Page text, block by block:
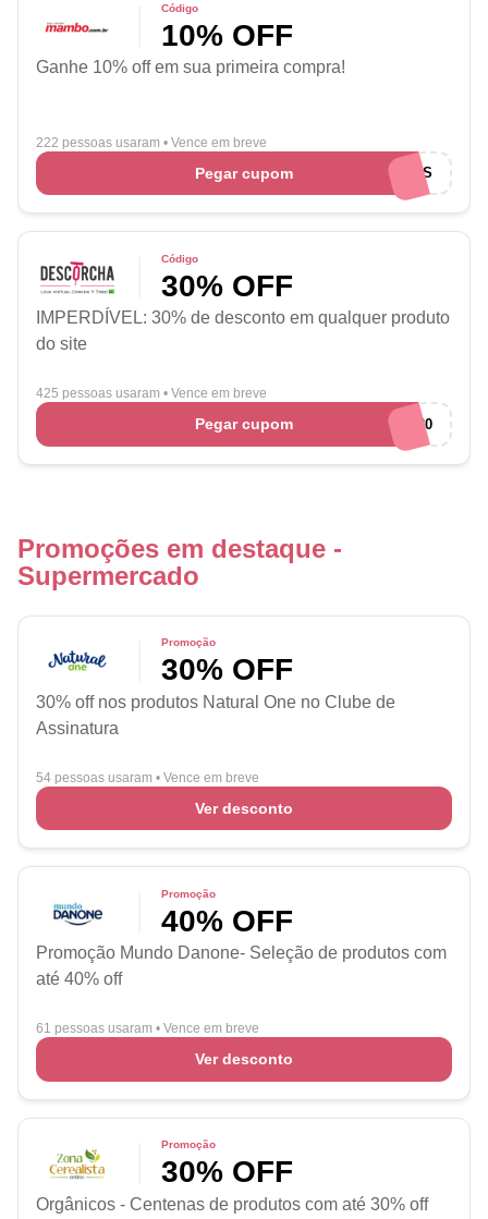
Código
10% OFF
Ganhe 10% off em sua primeira compra!
222 pessoas usaram • Vence em breve
Pegar cupom CITYADS
Código
30% OFF
IMPERDÍVEL: 30% de desconto em qualquer produto
do site
425 pessoas usaram • Vence em breve
Pegar cupom CYT-30
Promoções em destaque -
Supermercado
Promoção
30% OFF
30% off nos produtos Natural One no Clube de
Assinatura
54 pessoas usaram • Vence em breve
Ver desconto
Promoção
40% OFF
Promoção Mundo Danone- Seleção de produtos com
até 40% off
61 pessoas usaram • Vence em breve
Ver desconto
Promoção
30% OFF
Orgânicos - Centenas de produtos com até 30% off